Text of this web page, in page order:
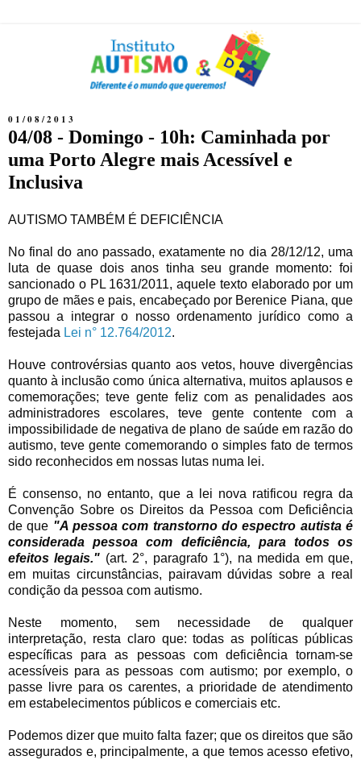
01/08/2013
04/08 - Domingo - 10h: Caminhada por
uma Porto Alegre mais Acessível e
Inclusiva
AUTISMO TAMBÉM É DEFICIÊNCIA
No final do ano passado, exatamente no dia 28/12/12, uma
luta de quase dois anos tinha seu grande momento: foi
sancionado o PL 1631/2011, aquele texto elaborado por um
grupo de mães e pais, encabeçado por Berenice Piana, que
passou a integrar o nosso ordenamento jurídico como a
festejada Lei n° 12.764/2012.
Houve controvérsias quanto aos vetos, houve divergências
quanto à inclusão como única alternativa, muitos aplausos e
comemorações; teve gente feliz com as penalidades aos
administradores escolares, teve gente contente com a
impossibilidade de negativa de plano de saúde em razão do
autismo, teve gente comemorando o simples fato de termos
sido reconhecidos em nossas lutas numa lei.
É consenso, no entanto, que a lei nova ratificou regra da
Convenção Sobre os Direitos da Pessoa com Deficiência
de que "A pessoa com transtorno do espectro autista é
considerada pessoa com deficiência, para todos os
efeitos legais." (art. 2°, paragrafo 1°), na medida em que,
em muitas circunstâncias, pairavam dúvidas sobre a real
condição da pessoa com autismo.
Neste momento, sem necessidade de qualquer
interpretação, resta claro que: todas as políticas públicas
específicas para as pessoas com deficiência tornam-se
acessíveis para as pessoas com autismo; por exemplo, o
passe livre para os carentes, a prioridade de atendimento
em estabelecimentos públicos e comerciais etc.
Podemos dizer que muito falta fazer; que os direitos que são
assegurados e, principalmente, a que temos acesso efetivo,